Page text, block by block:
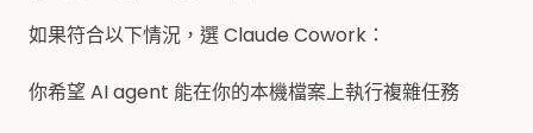
如果符合以下情況，選 Claude Cowork：
你希望 AI agent 能在你的本機檔案上執行複雜任務